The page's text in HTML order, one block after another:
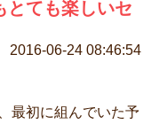
とても楽しいセ
2016-06-24 08:46:54
最初に組んでいた予